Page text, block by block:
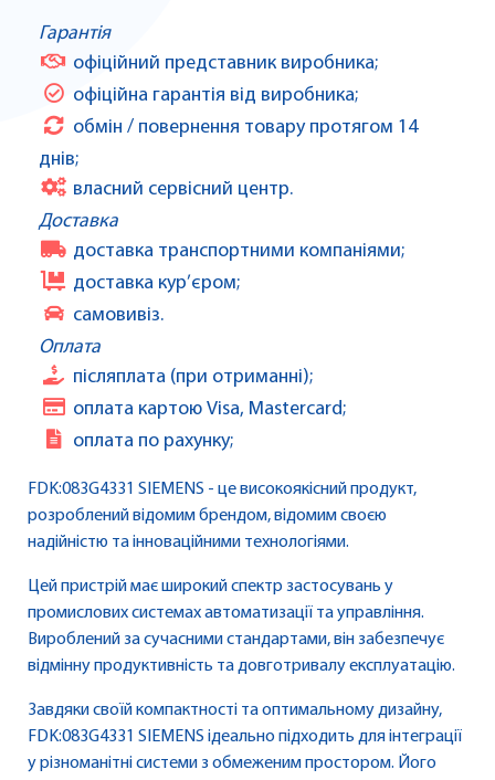
Гарантія
офіційний представник виробника;
офіційна гарантія від виробника;
обмін / повернення товару протягом 14
днів;
власний сервісний центр.
Доставка
доставка транспортними компаніями;
доставка кур’єром;
самовивіз.
Оплата
післяплата (при отриманні);
оплата картою Visa, Mastercard;
оплата по рахунку;
FDK:083G4331 SIEMENS - це високоякісний продукт,
розроблений відомим брендом, відомим своєю
надійністю та інноваційними технологіями.
Цей пристрій має широкий спектр застосувань у
промислових системах автоматизації та управління.
Вироблений за сучасними стандартами, він забезпечує
відмінну продуктивність та довготривалу експлуатацію.
Завдяки своїй компактності та оптимальному дизайну,
FDK:083G4331 SIEMENS ідеально підходить для інтеграції
у різноманітні системи з обмеженим простором. Його